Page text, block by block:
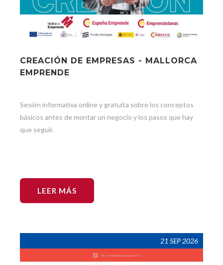
CREACIÓN DE EMPRESAS - MALLORCA
EMPRENDE
Sesión informativa online y gratuita sobre los conceptos
básicos antes de montar un negocio y los pasos que hay
que seguir.
LEER MÁS
21 SEP 2026